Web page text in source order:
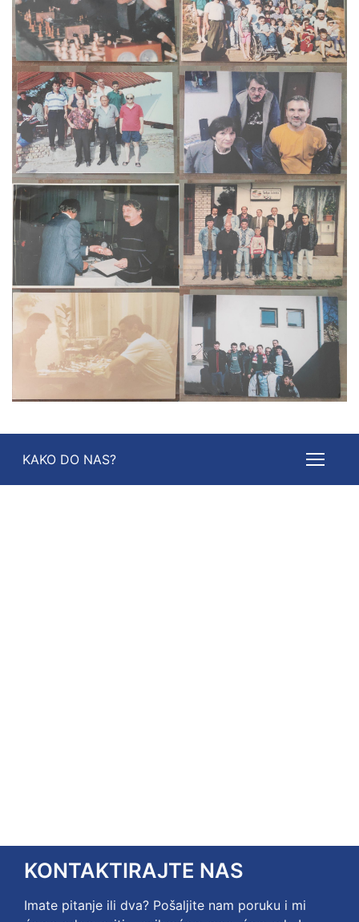
KAKO DO NAS?
KONTAKTIRAJTE NAS
Imate pitanje ili dva? Pošaljite nam poruku i mi